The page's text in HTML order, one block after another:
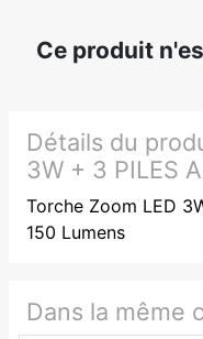
Ce produit
Détails du
3W + 3 PILES
Torche Zoom LED
150 Lumens
Dans la même